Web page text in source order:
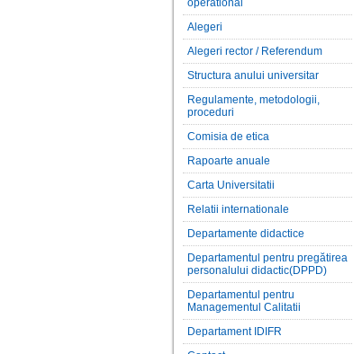
operational
Alegeri
Alegeri rector / Referendum
Structura anului universitar
Regulamente, metodologii,
proceduri
Comisia de etica
Rapoarte anuale
Carta Universitatii
Relatii internationale
Departamente didactice
Departamentul pentru pregătirea
personalului didactic(DPPD)
Departamentul pentru
Managementul Calitatii
Departament IDIFR